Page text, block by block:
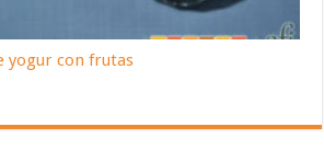
yogur con frutas